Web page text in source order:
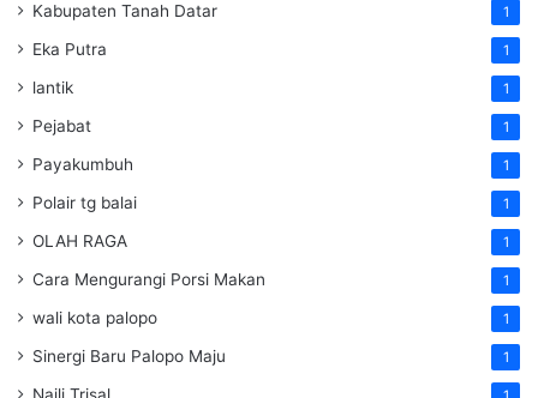
Kabupaten Tanah Datar 1
Eka Putra 1
lantik 1
Pejabat 1
Payakumbuh 1
Polair tg balai 1
OLAH RAGA 1
Cara Mengurangi Porsi Makan 1
wali kota palopo 1
Sinergi Baru Palopo Maju 1